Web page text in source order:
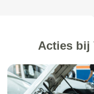
Acties bij